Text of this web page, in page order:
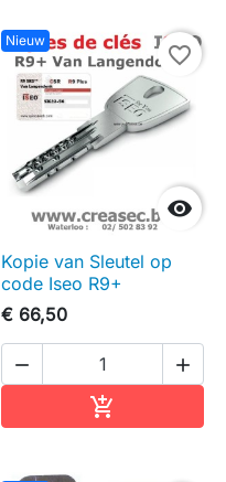
Nieuw

favorite_border
Kopie van Sleutel op
code Iseo R9+
€ 66,50
 
